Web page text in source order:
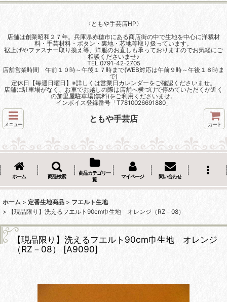
〈ともや手芸店HP〉
店舗は創業昭和２７年。兵庫県赤穂市にある商店街の中で生地を中心に洋裁材
料・手芸材料・ボタン・裏地・芯地等取り扱っています。
裾上げやファスナー取り換え等、洋服のお直しも承っておりますのでお気軽にご
相談くださいませ♪
TEL 0791-42-2705
店舗営業時間 午前１０時～午後１７時まで(WEB対応は午前９時～午後１８時ま
で)
定休日【毎週日曜日】※詳しくは営業日カレンダーをご確認くださいませ。
店舗に駐車場がなく、お車でお越しの際は店舗へ横づけで停めていただくか近く
の加里屋駐車場(無料)をご利用くださいませ。
インボイス登録番号「T7810026691880」
メニュー
ともや手芸店
カート
ホーム 商品検索
商品カテゴリ一
覧
マイページ 問い合わせ
ホーム > 定番生地商品 > フエルト生地
>
【現品限り】洗えるフエルト90cm巾生地 オレンジ（RZ－08）
【現品限り】洗えるフエルト90cm巾生地 オレンジ
（RZ－08）
[A9090]